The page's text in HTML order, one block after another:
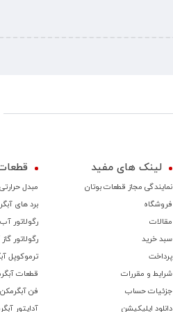
لینک های مفید
نمایندگی مجاز قطعات بوتان
فروشگاه
مقالات
سبد خرید
پرداخت
شرایط و مقررات
جزئیات حساب
دانلود اپلیکیشن
مبدل
برد های
رگولاتور
رگولاتور
ترموكوپل
قطعات
فن آبگرمکن
آداپتور